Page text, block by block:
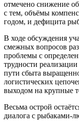
отмечено снижение
с тем, объёмы
годом, и дефицита
В ходе обсуждения
смежных вопросов
проблемы с
трудности
пути сбыта
логистических
выходом на крупные
Весьма острой
диалога с